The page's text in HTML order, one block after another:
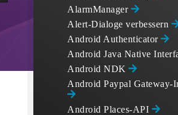
AlarmManager
Alert-Dialoge verbessern
Android Authenticator
Android Java Native
Android NDK
Android Paypal Gateway-
Android Places-API